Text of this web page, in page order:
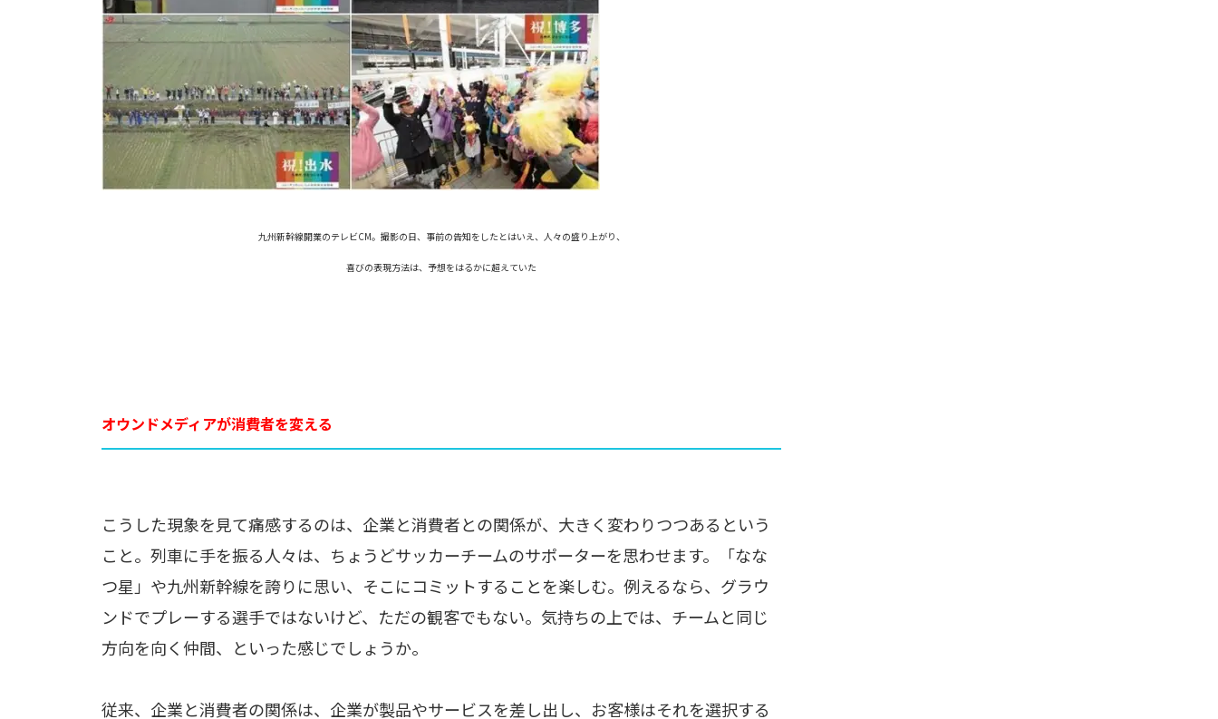
九州新幹線開業のテレビCM。撮影の日、事前の告知をしたとはいえ、人々の盛り上がり、
喜びの表現方法は、予想をはるかに超えていた
オウンドメディアが消費者を変える
こうした現象を見て痛感するのは、企業と消費者との関係が、大きく変わりつつあるという
こと。列車に手を振る人々は、ちょうどサッカーチームのサポーターを思わせます。「なな
つ星」や九州新幹線を誇りに思い、そこにコミットすることを楽しむ。例えるなら、グラウ
ンドでプレーする選手ではないけど、ただの観客でもない。気持ちの上では、チームと同じ
方向を向く仲間、といった感じでしょうか。
従来、企業と消費者の関係は、企業が製品やサービスを差し出し、お客様はそれを選択する